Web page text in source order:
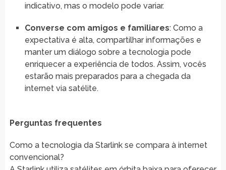
indicativo, mas o modelo pode variar.
Converse com amigos e familiares: Como a
expectativa é alta, compartilhar informações e
manter um diálogo sobre a tecnologia pode
enriquecer a experiência de todos. Assim, vocês
estarão mais preparados para a chegada da
internet via satélite.
Perguntas frequentes
Como a tecnologia da Starlink se compara à internet
convencional?